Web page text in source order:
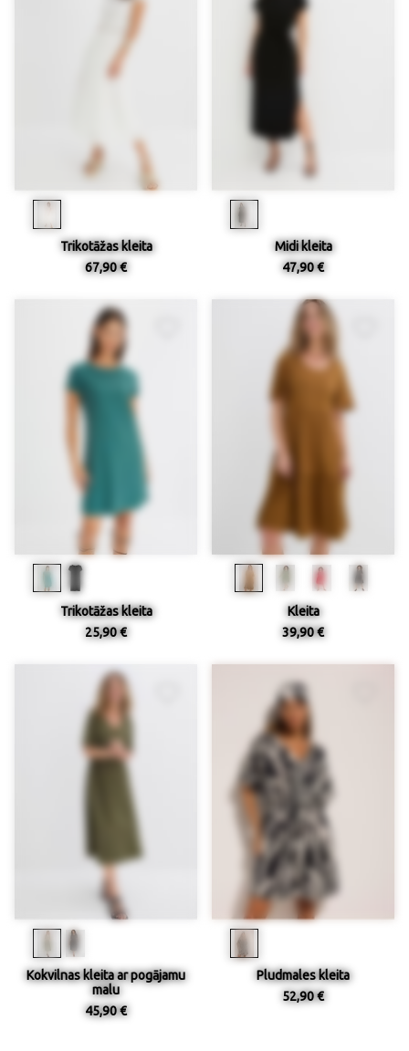
Trikotāžas kleita
67,90 €
Midi kleita
47,90 €
Trikotāžas kleita
25,90 €
Kleita
39,90 €
Kokvilnas kleita ar pogājamu
malu
45,90 €
Pludmales kleita
52,90 €